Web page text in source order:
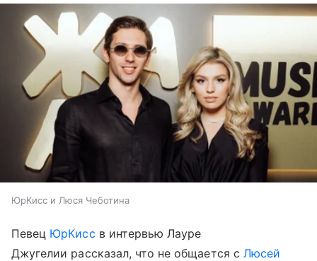
ЮрКисс и Люся Чеботина
Певец ЮрКисс в интервью Лауре
Джугелии рассказал, что не общается с Люсей